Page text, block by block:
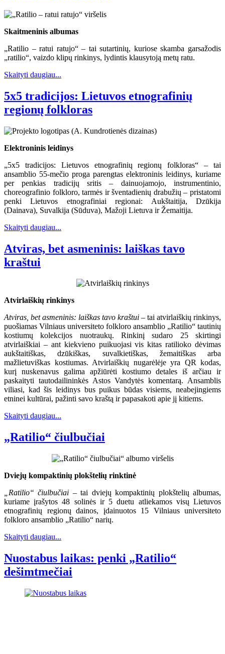
Skaitmeninis albumas
„Ratilio – ratui ratujo“ – tai sutartinių, kuriose skamba garsažodis
„ratilio“, vaizdo klipų rinkinys, lydintis klausytoją metų ratu.
Skaityti daugiau...
5x5 tradicijos: Lietuvos etnografinių
regionų folkloras
Elektroninis leidinys
„5x5 tradicijos: Lietuvos etnografinių regionų folkloras“ – tai
ansamblio 55-mečio proga parengtas elektroninis leidinys, kuriame
per penkias tradicijų sritis – dainuojamojo, instrumentinio,
choreografinio folkloro, tarmės ir šventadienių drabužių – pristatomi
penki Lietuvos etnografiniai regionai: Aukštaitija, Dzūkija
(Dainava), Suvalkija (Sūduva), Mažoji Lietuva ir Žemaitija.
Skaityti daugiau...
Atviras, bet asmeninis: laiškas tavo
kraštui
Atvirlaiškių rinkinys
Atviras, bet asmeninis: laiškas tavo kraštui – tai atvirlaiškių rinkinys,
puošiamas Vilniaus universiteto folkloro ansamblio „Ratilio“ tautinių
kostiumų kolekcijos nuotraukų. Rinkinį sudaro 25 skirtingi
atvirlaiškiai – ant kiekvieno puikuojasi vis kitas ratilioko dėvimas
aukštaitiškas, dzūkiškas, suvalkietiškas, žemaitiškas arba
mažlietuviškas kostiumas. Atvirlaiškių nugarėlėje yra QR kodas,
kurį nuskenavus galima apžiūrėti kostiumo detales iš arčiau ir
paskaityti tautodailininkės Astos Vandytės komentarą. Ansamblis
viliasi, kad šis leidinys bus puikus būdas visiems, neabejingiems
etninei kultūrai, pažinti savo kraštą ir papasakoti apie jį kitiems.
Skaityti daugiau...
„Ratilio“ čiulbučiai
Dviejų kompaktinių plokštelių rinktinė
„Ratilio“ čiulbučiai – tai dviejų kompaktinių plokštelių albumas,
kuriame įrašytos 48 solinės ir 5 duetu atliekamos visų Lietuvos
etnografinių regionų dainos, įdainuotos 15 Vilniaus universiteto
folkloro ansamblio „Ratilio“ narių.
Skaityti daugiau...
Nuostabus laikas: penki „Ratilio“
dešimtmečiai